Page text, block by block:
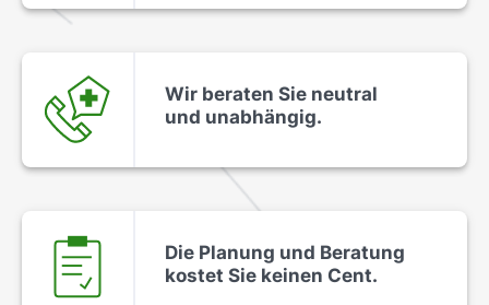
Wir beraten Sie neutral
und unabhängig.
Die Planung und Beratung
kostet Sie keinen Cent.